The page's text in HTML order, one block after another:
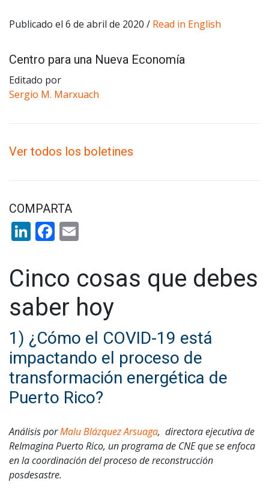
Publicado el 6 de abril de 2020 / Read in English
Centro para una Nueva Economía
Editado por
Sergio M. Marxuach
Ver todos los boletines
COMPARTA
LinkedIn
Facebook
Cinco cosas que debes
saber hoy
1) ¿Cómo el COVID-19 está
impactando el proceso de
transformación energética de
Puerto Rico?
Análisis porMalu Blázquez Arsuaga, directora ejecutiva de
ReImagina Puerto Rico, un programa de CNE que se enfoca
en la coordinación del proceso de reconstrucción
posdesastre.